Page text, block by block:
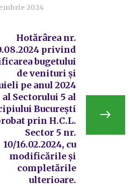
2024
Hotărârea nr.
privind
bugetului
de venituri și
pe anul 2024
al Sectorului 5 al
București
prin H.C.L.
Sector 5 nr.
10/16.02.2024, cu
modificările și
completările
ulterioare.